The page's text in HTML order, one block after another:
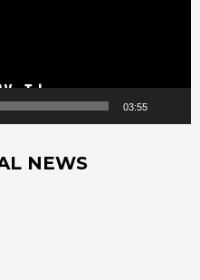
03:55
NEWS